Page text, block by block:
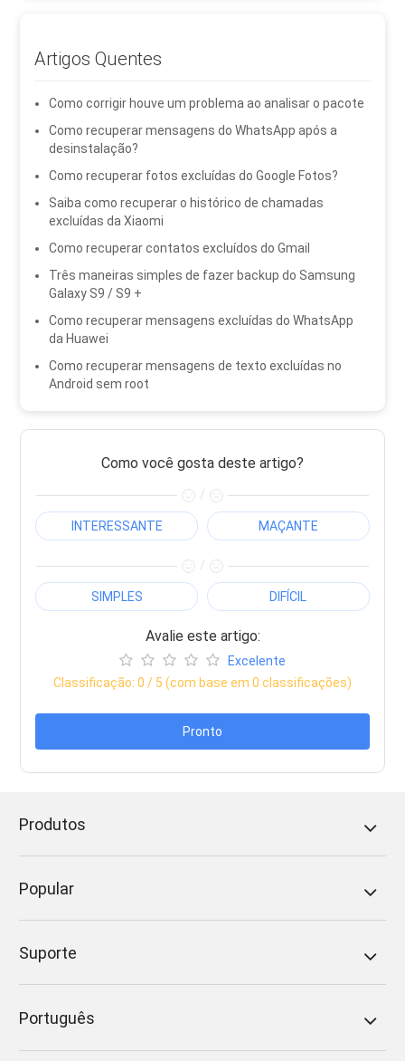
Artigos Quentes
Como corrigir houve um problema ao analisar o pacote
Como recuperar mensagens do WhatsApp após a
desinstalação?
Como recuperar fotos excluídas do Google Fotos?
Saiba como recuperar o histórico de chamadas
excluídas da Xiaomi
Como recuperar contatos excluídos do Gmail
Três maneiras simples de fazer backup do Samsung
Galaxy S9 / S9 +
Como recuperar mensagens excluídas do WhatsApp
da Huawei
Como recuperar mensagens de texto excluídas no
Android sem root
Como você gosta deste artigo?
/
INTERESSANTE MAÇANTE
/
SIMPLES DIFÍCIL
Avalie este artigo:
Excelente
Classificação: 0 / 5 (com base em 0 classificações)
Pronto
Produtos
Popular
Suporte
Português